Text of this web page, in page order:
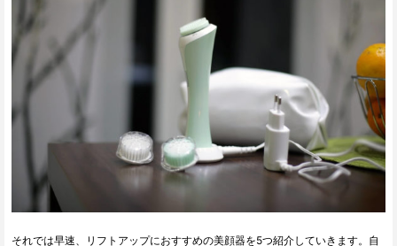
それでは早速、リフトアップにおすすめの美顔器を5つ紹介していきます。自